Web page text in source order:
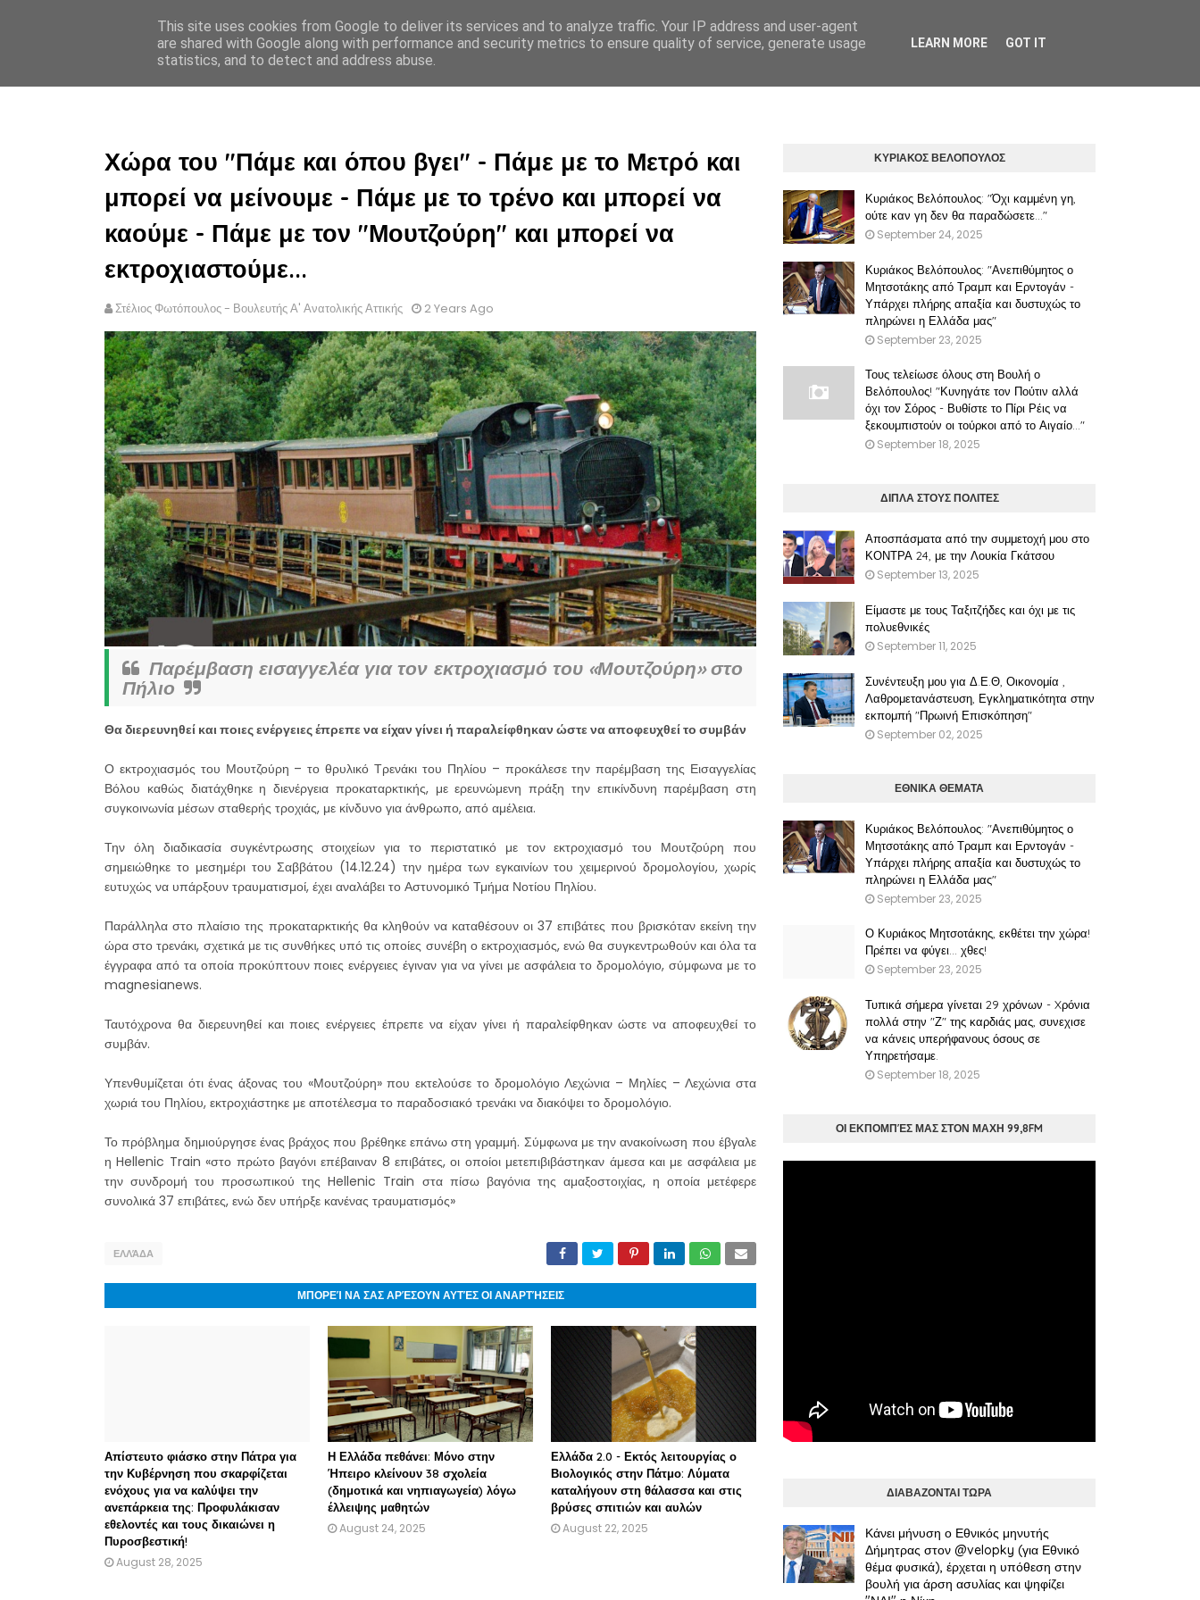
ΣΤΕΛΙΟΣ ΦΩΤΟΠΟΥΛΟΣ
Χώρα του "Πάμε και όπου βγει" - Πάμε με το Μετρό και
μπορεί να μείνουμε - Πάμε με το τρένο και μπορεί να
καούμε - Πάμε με τον "Μουτζούρη" και μπορεί να
εκτροχιαστούμε...
Στέλιος Φωτόπουλος - Βουλευτής Α' Ανατολικής Αττικής 2 Years Ago
Παρέμβαση εισαγγελέα για τον εκτροχιασμό του «Μουτζούρη» στο
Πήλιο
Θα διερευνηθεί και ποιες ενέργειες έπρεπε να είχαν γίνει ή παραλείφθηκαν ώστε να αποφευχθεί το συμβάν
Ο εκτροχιασμός του Μουτζούρη – το θρυλικό Τρενάκι του Πηλίου – προκάλεσε την παρέμβαση της Εισαγγελίας
Βόλου καθώς διατάχθηκε η διενέργεια προκαταρκτικής, με ερευνώμενη πράξη την επικίνδυνη παρέμβαση στη
συγκοινωνία μέσων σταθερής τροχιάς, με κίνδυνο για άνθρωπο, από αμέλεια.
Την όλη διαδικασία συγκέντρωσης στοιχείων για το περιστατικό με τον εκτροχιασμό του Μουτζούρη που
σημειώθηκε το μεσημέρι του Σαββάτου (14.12.24) την ημέρα των εγκαινίων του χειμερινού δρομολογίου, χωρίς
ευτυχώς να υπάρξουν τραυματισμοί, έχει αναλάβει το Αστυνομικό Τμήμα Νοτίου Πηλίου.
Παράλληλα στο πλαίσιο της προκαταρκτικής θα κληθούν να καταθέσουν οι 37 επιβάτες που βρισκόταν εκείνη την
ώρα στο τρενάκι, σχετικά με τις συνθήκες υπό τις οποίες συνέβη ο εκτροχιασμός, ενώ θα συγκεντρωθούν και όλα τα
έγγραφα από τα οποία προκύπτουν ποιες ενέργειες έγιναν για να γίνει με ασφάλεια το δρομολόγιο, σύμφωνα με το
magnesianews.
Ταυτόχρονα θα διερευνηθεί και ποιες ενέργειες έπρεπε να είχαν γίνει ή παραλείφθηκαν ώστε να αποφευχθεί το
συμβάν.
Υπενθυμίζεται ότι ένας άξονας του «Μουτζούρη» που εκτελούσε το δρομολόγιο Λεχώνια – Μηλίες – Λεχώνια στα
χωριά του Πηλίου, εκτροχιάστηκε με αποτέλεσμα το παραδοσιακό τρενάκι να διακόψει το δρομολόγιο.
Το πρόβλημα δημιούργησε ένας βράχος που βρέθηκε επάνω στη γραμμή. Σύμφωνα με την ανακοίνωση που έβγαλε
η Hellenic Train «στο πρώτο βαγόνι επέβαιναν 8 επιβάτες, οι οποίοι μετεπιβιβάστηκαν άμεσα και με ασφάλεια με
την συνδρομή του προσωπικού της Hellenic Train στα πίσω βαγόνια της αμαξοστοιχίας, η οποία μετέφερε
συνολικά 37 επιβάτες, ενώ δεν υπήρξε κανένας τραυματισμός»
ΕΛΛΆΔΑ
ΜΠΟΡΕΊ ΝΑ ΣΑΣ ΑΡΈΣΟΥΝ ΑΥΤΈΣ ΟΙ ΑΝΑΡΤΉΣΕΙΣ
Απίστευτο φιάσκο στην Πάτρα για
την Κυβέρνηση που σκαρφίζεται
ενόχους για να καλύψει την
ανεπάρκεια της: Προφυλάκισαν
εθελοντές και τους δικαιώνει η
Πυροσβεστική!
August 28, 2025
Η Ελλάδα πεθάνει: Μόνο στην
Ήπειρο κλείνουν 38 σχολεία
(δημοτικά και νηπιαγωγεία) λόγω
έλλειψης μαθητών
August 24, 2025
Ελλάδα 2.0 - Εκτός λειτουργίας ο
Βιολογικός στην Πάτμο: Λύματα
καταλήγουν στη θάλασσα και στις
βρύσες σπιτιών και αυλών
August 22, 2025
ΚΥΡΙΑΚΟΣ ΒΕΛΟΠΟΥΛΟΣ
Κυριάκος Βελόπουλος: "Όχι καμμένη γη,
ούτε καν γη δεν θα παραδώσετε..."
September 24, 2025
Κυριάκος Βελόπουλος: "Ανεπιθύμητος ο
Μητσοτάκης από Τραμπ και Ερντογάν -
Υπάρχει πλήρης απαξία και δυστυχώς το
πληρώνει η Ελλάδα μας"
September 23, 2025
Τους τελείωσε όλους στη Βουλή ο
Βελόπουλος! "Κυνηγάτε τον Πούτιν αλλά
όχι τον Σόρος - Βυθίστε το Πίρι Ρέις να
ξεκουμπιστούν οι τούρκοι από το Αιγαίο..."
September 18, 2025
ΔΙΠΛΑ ΣΤΟΥΣ ΠΟΛΙΤΕΣ
Αποσπάσματα από την συμμετοχή μου στο
ΚΟΝΤΡΑ 24, με την Λουκία Γκάτσου
September 13, 2025
Είμαστε με τους Ταξιτζήδες και όχι με τις
πολυεθνικές
September 11, 2025
Συνέντευξη μου για Δ.Ε.Θ, Οικονομία ,
Λαθρομετανάστευση, Εγκληματικότητα στην
εκπομπή "Πρωινή Επισκόπηση"
September 02, 2025
ΕΘΝΙΚΑ ΘΕΜΑΤΑ
Κυριάκος Βελόπουλος: "Ανεπιθύμητος ο
Μητσοτάκης από Τραμπ και Ερντογάν -
Υπάρχει πλήρης απαξία και δυστυχώς το
πληρώνει η Ελλάδα μας"
September 23, 2025
Ο Κυριάκος Μητσοτάκης, εκθέτει την χώρα!
Πρέπει να φύγει… χθες!
September 23, 2025
Τυπικά σήμερα γίνεται 29 χρόνων - Xρόνια
πολλά στην "Ζ" της καρδιάς μας, συνεχισε
να κάνεις υπερήφανους όσους σε
Υπηρετήσαμε.
September 18, 2025
ΟΙ ΕΚΠΟΜΠΈΣ ΜΑΣ ΣΤΟΝ ΜΑΧΗ 99,8FM
ΔΙΑΒΑΖΟΝΤΑΙ ΤΩΡΑ
Κάνει μήνυση ο Εθνικός μηνυτής
Δήμητρας στον @velopky (για Εθνικό
θέμα φυσικά), έρχεται η υπόθεση στην
βουλή για άρση ασυλίας και ψηφίζει
This site uses cookies from Google to deliver its services and to analyze traffic. Your IP address and user-agent
are shared with Google along with performance and security metrics to ensure quality of service, generate usage
statistics, and to detect and address abuse.
LEARN MORE GOT IT